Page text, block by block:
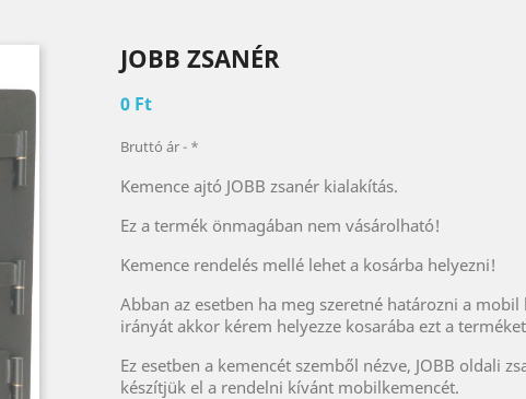
JOBB ZSANÉR
0 Ft
Bruttó ár *
Kemence ajtó JOBB zsanér kialakítás.
Ez a termék önmagában nem vásárolható!
Kemence rendelés mellé lehet a kosárba helyezni!
Abban az esetben ha meg szeretné határozni a
irányát akkor kérem helyezze kosarába ezt a
Ez esetben a kemencét szemből nézve, JOBB oldali
készítjük el a rendelni kívánt mobilkemencét.